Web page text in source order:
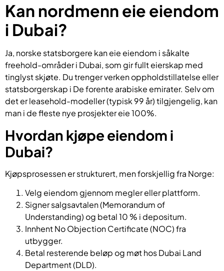
Kan nordmenn eie eiendom
i Dubai?
Ja, norske statsborgere kan eie eiendom i såkalte
freehold-områder i Dubai, som gir fullt eierskap med
tinglyst skjøte. Du trenger verken oppholdstillatelse eller
statsborgerskap i De forente arabiske emirater. Selv om
det er leasehold-modeller (typisk 99 år) tilgjengelig, kan
man i de fleste nye prosjekter eie 100%.
Hvordan kjøpe eiendom i
Dubai?
Kjøpsprosessen er strukturert, men forskjellig fra Norge:
Velg eiendom gjennom megler eller plattform.
Signer salgsavtalen (Memorandum of
Understanding) og betal 10 % i depositum.
Innhent No Objection Certificate (NOC) fra
utbygger.
Betal resterende beløp og møt hos Dubai Land
Department (DLD).